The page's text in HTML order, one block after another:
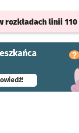
rozkładach linii 110
- otworzy się w